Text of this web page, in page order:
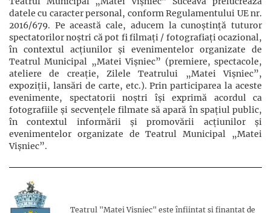
datele cu caracter personal, conform Regulamentului UE nr.
2016/679. Pe această cale, aducem la cunoștință tuturor
spectatorilor noștri că pot fi filmaţi / fotografiaţi ocazional,
în contextul acţiunilor şi evenimentelor organizate de
Teatrul Municipal „Matei Vișniec” (premiere, spectacole,
ateliere de creație, Zilele Teatrului „Matei Vișniec”,
expoziții, lansări de carte, etc.). Prin participarea la aceste
evenimente, spectatorii noștri își exprimă acordul ca
fotografiile și secvențele filmate să apară în spațiul public,
în contextul informării și promovării acţiunilor şi
evenimentelor organizate de Teatrul Municipal „Matei
Vișniec”.
Teatrul "Matei Vișniec" este înființat și finanțat de